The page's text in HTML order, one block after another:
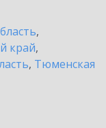
,
край,
, Тюменская